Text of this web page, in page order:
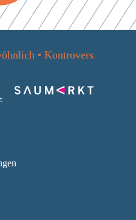
• Kontrovers
ich mich einverstanden mit
ich mich einverstanden mit